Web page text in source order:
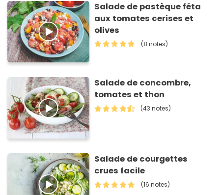
Salade de pastèque féta
aux tomates cerises et
olives
(8 notes)
Salade de concombre,
tomates et thon
(43 notes)
Salade de courgettes
crues facile
(16 notes)